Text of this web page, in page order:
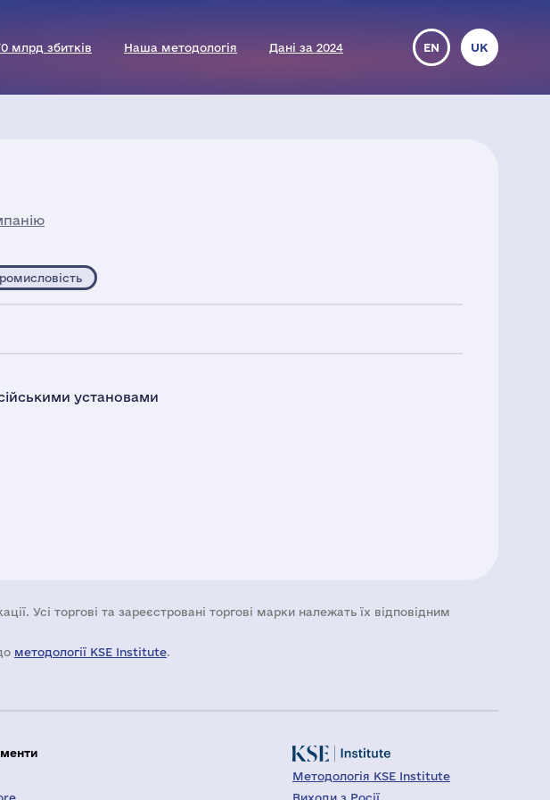
млрд збитків Наша методологія Дані за 2024 EN UK
установами
Усі торгові та зареєстровані торгові марки належать їх відповідним
методології KSE Institute.
Методологія KSE Institute
Виходи з Росії